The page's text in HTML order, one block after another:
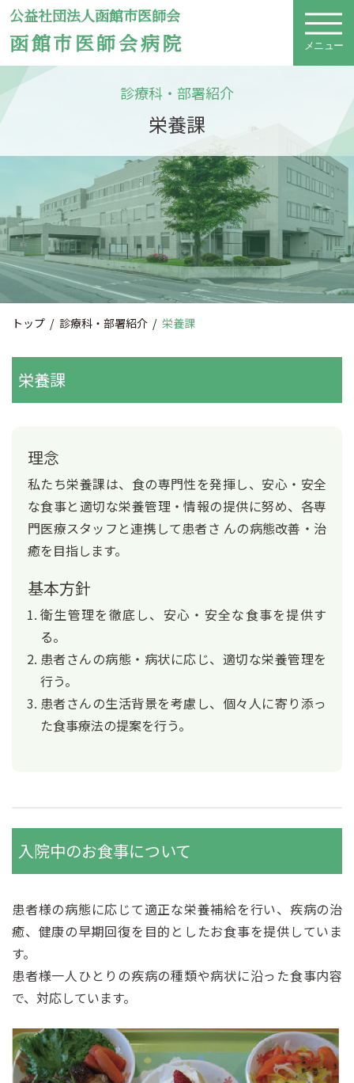
公益社団法人函館市医師会
函館市医師会病院 メニュー
診療科・部署紹介
栄養課
トップ 診療科・部署紹介 栄養課
栄養課
理念
私たち栄養課は、食の専門性を発揮し、安心・安全
な食事と適切な栄養管理・情報の提供に努め、各専
門医療スタッフと連携して患者さ んの病態改善・治
癒を目指します。
基本方針
衛生管理を徹底し、安心・安全な食事を提供す
る。
患者さんの病態・病状に応じ、適切な栄養管理を
行う。
患者さんの生活背景を考慮し、個々人に寄り添っ
た食事療法の提案を行う。
入院中のお食事について
患者様の病態に応じて適正な栄養補給を行い、疾病の治
癒、健康の早期回復を目的としたお食事を提供していま
す。
患者様一人ひとりの疾病の種類や病状に沿った食事内容
で、対応しています。